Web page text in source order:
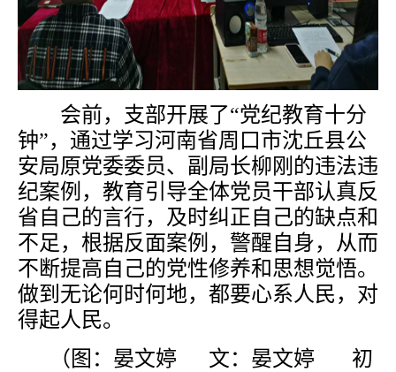
会前，支部开展了“党纪教育十分
钟”，通过学习河南省周口市沈丘县公
安局原党委委员、副局长柳刚的违法违
纪案例，教育引导全体党员干部认真反
省自己的言行，及时纠正自己的缺点和
不足，根据反面案例，警醒自身，从而
不断提高自己的党性修养和思想觉悟。
做到无论何时何地，都要心系人民，对
得起人民。
（图：晏文婷 文：晏文婷 初